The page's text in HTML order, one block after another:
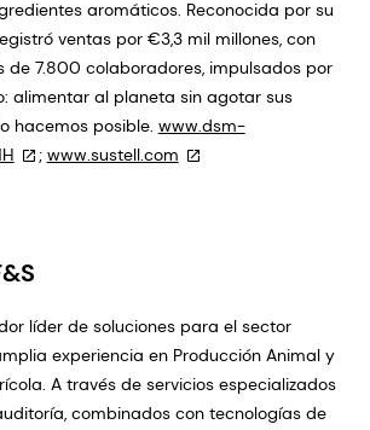
aromáticos. Reconocida por su
ventas por €3,3 mil millones, con
de 7.800 colaboradores, impulsados por
alimentar al planeta sin agotar sus
hacemos posible. www.dsm-
; www.sustell.com
líder de soluciones para el sector
experiencia en Producción Animal y
A través de servicios especializados
combinados con tecnologías de